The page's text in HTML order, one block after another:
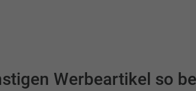
Werbeartikel so